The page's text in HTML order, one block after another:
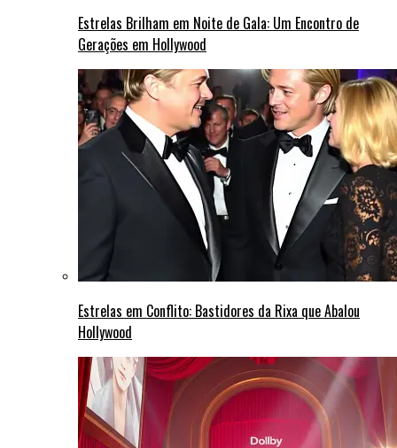
Estrelas Brilham em Noite de Gala: Um Encontro de
Gerações em Hollywood
Estrelas em Conflito: Bastidores da Rixa que Abalou
Hollywood